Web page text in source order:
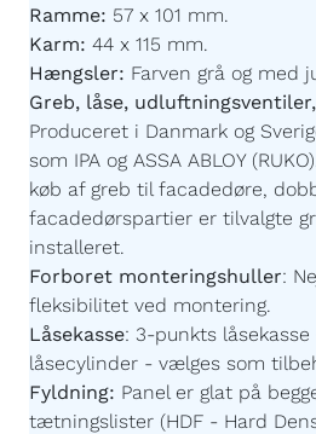
Ramme: 57 x 101 mm.
Karm: 44 x 115 mm.
Hængsler: Farven grå og med
Greb, låse,
Produceret i Danmark og
som IPA og ASSA ABLOY
køb af greb til facadedøre,
facadedørspartier er tilvalgte
installeret.
Forboret monteringshuller:
fleksibilitet ved montering.
Låsekasse: 3-punkts låsekasse
låsecylinder - vælges som
Fyldning: Panel er glat på
tætningslister (HDF - Hard